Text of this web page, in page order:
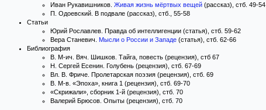
Иван Рукавишников. Живая жизнь мёртвых вещей (рассказ), стб. 49-54
П. Одоевский. В подвале (рассказ), стб., 55-58
Статьи
Юрий Рославлев. Правда об интеллигенции (статья), стб. 59-62
Вера Станевич. Мысли о России и Западе (статья), стб. 62-66
Библиография
В. М-ич. Вяч. Шишков. Тайга, повесть (рецензия), стб 67
Н. Сергей Есенин. Голубень (рецензия), стб. 67-69
Вл. В. Фриче. Пролетарская поэзия (рецензия), стб. 69
В. М-в. «Эпоха», книга 1 (рецензия), стб. 69-70
«Скрижали», сборник 1-й (рецензия), стб. 70
Валерий Брюсов. Опыты (рецензия), стб. 70